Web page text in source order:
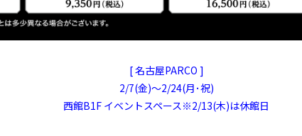
[ 名古屋PARCO ]
2/7(金)〜2/24(月･祝)
西館B1F イベントスペース※2/13(木)は休館日